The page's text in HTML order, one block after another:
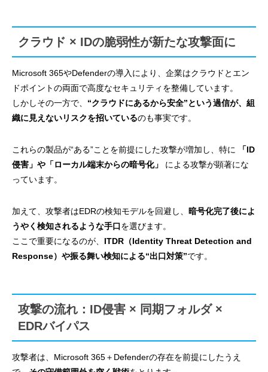
クラウド × IDの脆弱性が新たな攻撃面に
Microsoft 365やDefenderの導入により、企業はクラウドとエン
ドポイントの両面で高度なセキュリティを整備しています。
しかしその一方で、 “クラウドにあるから安全”という過信が、組
織に見えないリスクを招いているのも事実です。
これらの製品が“ある”ことを前提にした攻撃が増加し、特に
「ID
侵害」や「ローカル端末からの暗号化」
による攻撃が顕著にな
っています。
加えて、攻撃者はEDRの検知モデルを回避し、 暗号化完了後によ
うやく検知されるような手口を選びます。
ここで重要になるのが、 ITDR（Identity Threat Detection and
Response）や振る舞い検知による“出口対策”です。
攻撃の流れ：ID侵害 × 同期フォルダ ×
EDRバイパス
攻撃者は、Microsoft 365＋Defenderの存在を前提にしたうえ